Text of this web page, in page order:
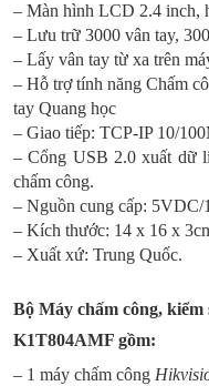
– Màn hình LCD 2.4 inch,
– Lưu trữ 3000 vân tay,
– Lấy vân tay từ xa trên
– Hỗ trợ tính năng Chấm
tay Quang học
– Giao tiếp: TCP-IP 10/
– Cổng USB 2.0 xuất dữ
chấm công.
– Nguồn cung cấp: 5VDC/
– Kích thước: 14 x 16 x
– Xuất xứ: Trung Quốc.
Bộ Máy chấm công,
K1T804AMF gồm:
– 1 máy chấm công